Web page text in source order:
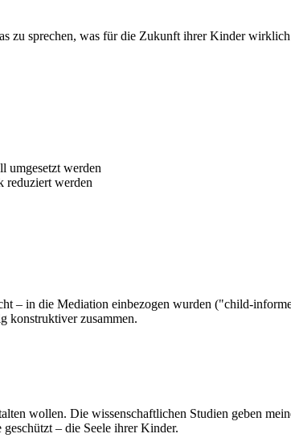
zu sprechen, was für die Zukunft ihrer Kinder
umgesetzt werden
reduziert werden
– in die Mediation einbezogen wurden ("child-
konstruktiver zusammen.
wollen. Die wissenschaftlichen Studien geben
– die Seele ihrer Kinder.